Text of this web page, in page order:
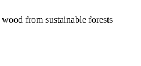
from sustainable forests